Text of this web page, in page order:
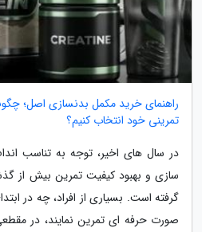
راهنمای خرید مکمل بدنسازی اصل؛
تمرینی خود انتخاب کنیم؟
در سال های اخیر، توجه به تناسب
سازی و بهبود کیفیت تمرین بیش از
گرفته است. بسیاری از افراد، چه در
صورت حرفه ای تمرین نمایند، در